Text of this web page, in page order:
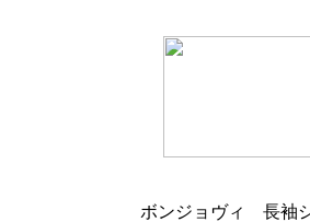
ボンジョヴィ 長袖